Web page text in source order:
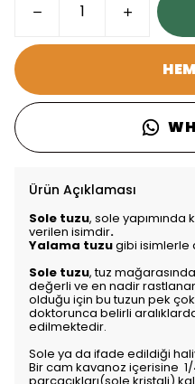
Ürün Açıklaması
Sole tuzu, sole yapımında
verilen isimdir.
Yalama tuzugibi isimlerle
Sole tuzu, tuz
değerli ve en nadir
olduğu için bu tuzun pek
doktorunca belirli
edilmektedir.
Sole ya da ifade edildiği
Bir cam kavanoz içerisine